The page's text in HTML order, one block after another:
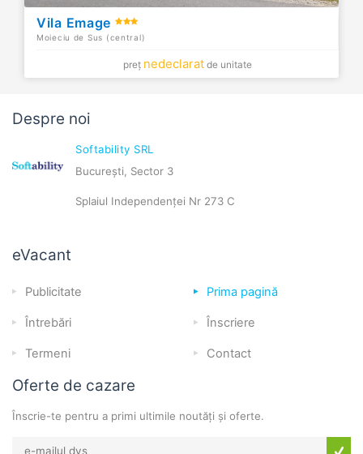
Vila Emage
Moieciu de Sus (central)
preț nedeclarat de unitate
Despre noi
Softability SRL
București, Sector 3
Splaiul Independenței Nr 273 C
eVacant
Publicitate Prima pagină
Întrebări Înscriere
Termeni Contact
Oferte de cazare
Înscrie-te pentru a primi ultimile noutăți și oferte.